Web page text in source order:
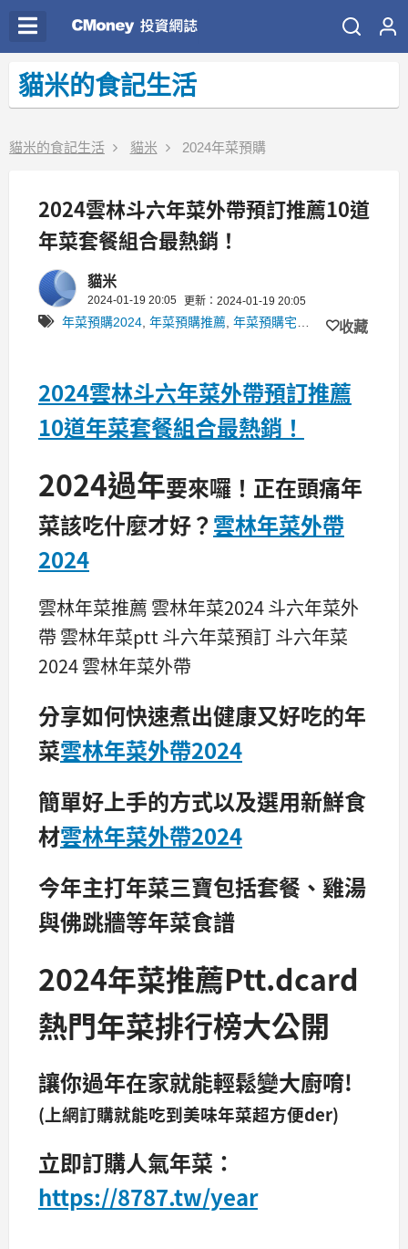
貓米的食記生活
貓米的食記生活 貓米 2024年菜預購
2024雲林斗六年菜外帶預訂推薦10道
年菜套餐組合最熱銷！
貓米
2024-01-19 20:05 更新：2024-01-19 20:05
年菜預購2024 年菜預購推薦 年菜預購宅配 年菜預購外帶
收藏
2024雲林斗六年菜外帶預訂推薦
10道年菜套餐組合最熱銷！
2024過年要來囉！正在頭痛年
菜該吃什麼才好？ 雲林年菜外帶
2024
雲林年菜推薦 雲林年菜2024 斗六年菜外
帶 雲林年菜ptt 斗六年菜預訂 斗六年菜
2024 雲林年菜外帶
分享如何快速煮出健康又好吃的年
菜雲林年菜外帶2024
簡單好上手的方式以及選用新鮮食
材雲林年菜外帶2024
今年主打年菜三寶包括套餐、雞湯
與佛跳牆等年菜食譜
2024年菜推薦Ptt.dcard
熱門年菜排行榜大公開
讓你過年在家就能輕鬆變大廚唷!
(上網訂購就能吃到美味年菜超方便der)
立即訂購人氣年菜：
https://8787.tw/year